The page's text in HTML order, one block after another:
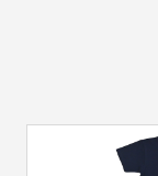
全4種（デフ
素材
本体：アク